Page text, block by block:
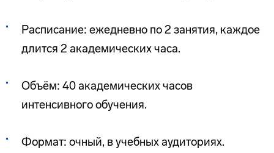
Расписание: ежедневно по 2 занятия, каждое
длится 2 академических часа.
Объём: 40 академических часов
интенсивного обучения.
Формат: очный, в учебных аудиториях.